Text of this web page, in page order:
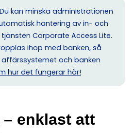
Du kan minska administrationen
hantering av in- och
Corporate Access Lite.
ihop med banken, så
affärssystemet och banken
hur det fungerar här!
– enklast att